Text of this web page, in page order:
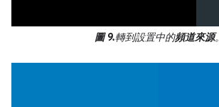
圖 9.轉到設置中的頻道來源。